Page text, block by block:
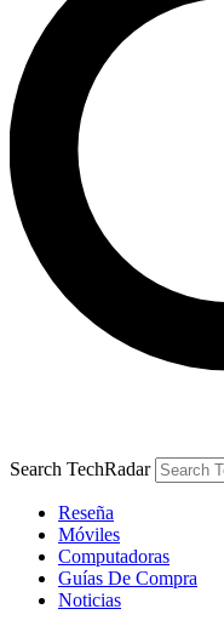
Search TechRadar
Reseña
Móviles
Computadoras
Guías De Compra
Noticias